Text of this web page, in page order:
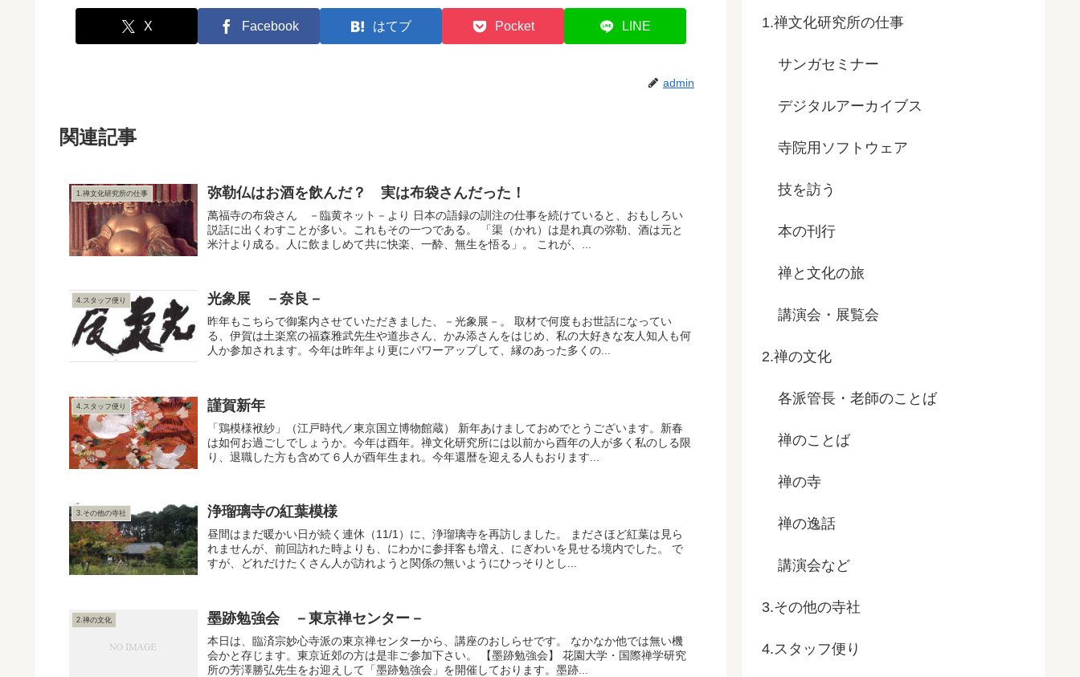
X Facebook はてブ Pocket LINE
admin
関連記事
1.禅文化研究所の仕事 弥勒仏はお酒を飲んだ？ 実は布袋さんだった！
萬福寺の布袋さん －臨黄ネット－より 日本の語録の訓注の仕事を続けていると、おもしろい
説話に出くわすことが多い。これもその一つである。 「渠（かれ）は是れ真の弥勒、酒は元と
米汁より成る。人に飲ましめて共に快楽、一酔、無生を悟る」。 これが、...
4.スタッフ便り 光象展 －奈良－
昨年もこちらで御案内させていただきました、－光象展－。 取材で何度もお世話になってい
る、伊賀は土楽窯の福森雅武先生や道歩さん、かみ添さんをはじめ、私の大好きな友人知人も何
人か参加されます。今年は昨年より更にパワーアップして、縁のあった多くの...
4.スタッフ便り 謹賀新年
「鶏模様袱紗」（江戸時代／東京国立博物館蔵） 新年あけましておめでとうございます。新春
は如何お過ごしでしょうか。今年は酉年。禅文化研究所には以前から酉年の人が多く私のしる限
り、退職した方も含めて６人が酉年生まれ。今年還暦を迎える人もおります...
3.その他の寺社 浄瑠璃寺の紅葉模様
昼間はまだ暖かい日が続く連休（11/1）に、浄瑠璃寺を再訪しました。 まださほど紅葉は見ら
れませんが、前回訪れた時よりも、にわかに参拝客も増え、にぎわいを見せる境内でした。 で
すが、どれだけたくさん人が訪れようと関係の無いようにひっそりとし...
2.禅の文化 墨跡勉強会 －東京禅センター－
本日は、臨済宗妙心寺派の東京禅センターから、講座のおしらせです。 なかなか他では無い機
会かと存じます。東京近郊の方は是非ご参加下さい。 【墨跡勉強会】 花園大学・国際禅学研究
所の芳澤勝弘先生をお迎えして「墨跡勉強会」を開催しております。墨跡...
1.禅文化研究所の仕事
サンガセミナー
デジタルアーカイブス
寺院用ソフトウェア
技を訪う
本の刊行
禅と文化の旅
講演会・展覧会
2.禅の文化
各派管長・老師のことば
禅のことば
禅の寺
禅の逸話
講演会など
3.その他の寺社
4.スタッフ便り